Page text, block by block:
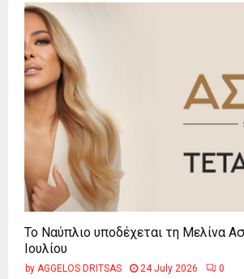
Το Ναύπλιο υποδέχεται τη Μελίνα
Ιουλίου
by AGGELOS DRITSAS 24 July 2026 0